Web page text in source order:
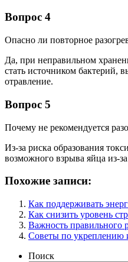
Вопрос 4
Опасно ли повторное
Да, при неправильном
стать источником
отравление.
Вопрос 5
Почему не рекомендуется
Из-за риска образования
возможного взрыва яйца из-
Похожие записи:
Как поддерживать
Как снизить уровень
Важность правильного
Советы по укреплению
Поиск